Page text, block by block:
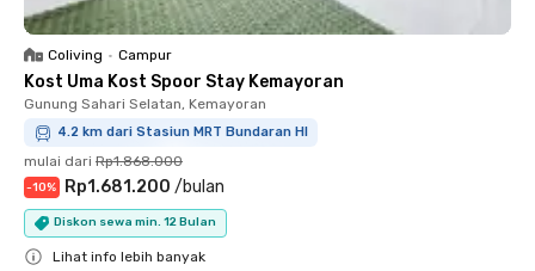
Coliving • Campur
Kost Uma Kost Spoor Stay Kemayoran
Gunung Sahari Selatan, Kemayoran
4.2 km dari Stasiun MRT Bundaran HI
mulai dari Rp1.868.000
-10% Rp1.681.200 /bulan
Diskon sewa min. 12 Bulan
Lihat info lebih banyak